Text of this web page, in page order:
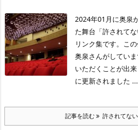
2024年01月に奥泉
た舞台「許されて
リンク集です。こ
奥泉さんがしてい
いただくことが出
に更新されました ...
記事を読む 許されてな